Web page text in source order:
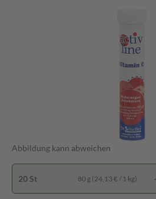
Abbildung kann abweichen
20 St 80 g (24,13 € / 1 kg)